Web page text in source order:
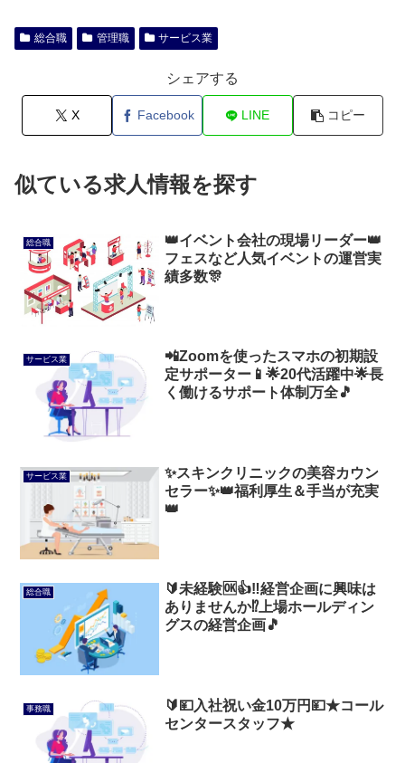
総合職 管理職 サービス業
シェアする
X Facebook LINE コピー
似ている求人情報を探す
総合職
👑イベント会社の現場リーダー👑
フェスなど人気イベントの運営実
績多数🎊
サービス業
📲Zoomを使ったスマホの初期設
定サポーター📱🌟20代活躍中🌟長
く働けるサポート体制万全🎵
サービス業
✨スキンクリニックの美容カウン
セラー✨👑福利厚生＆手当が充実
👑
総合職
🔰未経験🆗👍‼️経営企画に興味は
ありませんか⁉️上場ホールディン
グスの経営企画🎵
事務職
🔰💴入社祝い金10万円💴★コール
センタースタッフ★